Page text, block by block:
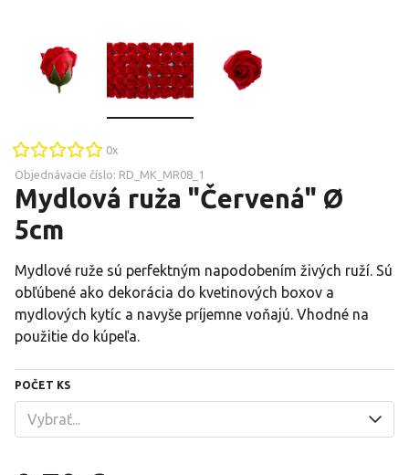
0x
Objednávacie číslo: RD_MK_MR08_1
Mydlová ruža "Červená" Ø
5cm
Mydlové ruže sú perfektným napodobením živých ruží. Sú
obľúbené ako dekorácia do kvetinových boxov a
mydlových kytíc a navyše príjemne voňajú. Vhodné na
použitie do kúpeľa.
POČET KS